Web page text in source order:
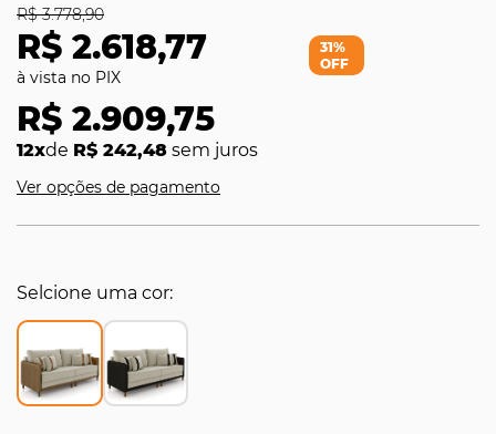
R$ 2.618,77
R$ 3.778,90
R$ 2.909,75
12xde R$ 242,48 sem juros
31%
OFF
Ver opções de pagamento
Selcione uma cor